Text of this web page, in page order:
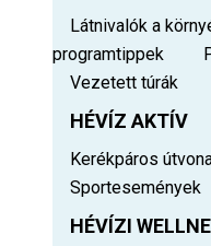
Látnivalók a
programtippek
Vezetett túrák
HÉVÍZ AKTÍV
Kerékpáros
Sportesemények
HÉVÍZI